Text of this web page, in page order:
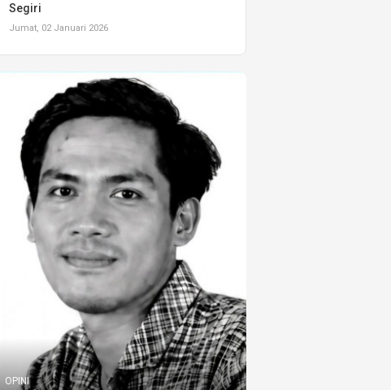
Segiri
Jumat, 02 Januari 2026
OPINI